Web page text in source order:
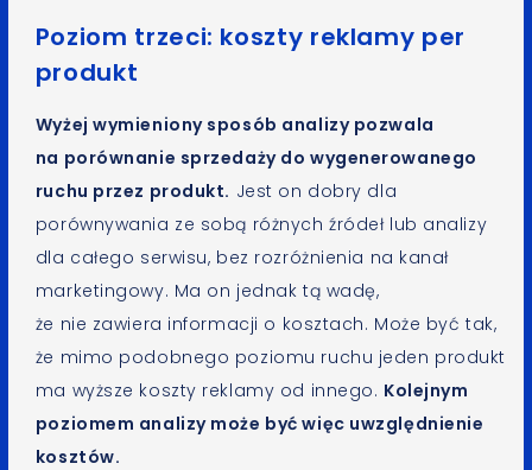
Poziom trzeci: koszty reklamy per
produkt
Wyżej wymieniony sposób analizy pozwala
na porównanie sprzedaży do wygenerowanego
ruchu przez produkt. Jest on dobry dla
porównywania ze sobą różnych źródeł lub analizy
dla całego serwisu, bez rozróżnienia na kanał
marketingowy. Ma on jednak tą wadę,
że nie zawiera informacji o kosztach. Może być tak,
że mimo podobnego poziomu ruchu jeden produkt
ma wyższe koszty reklamy od innego. Kolejnym
poziomem analizy może być więc uwzględnienie
kosztów.